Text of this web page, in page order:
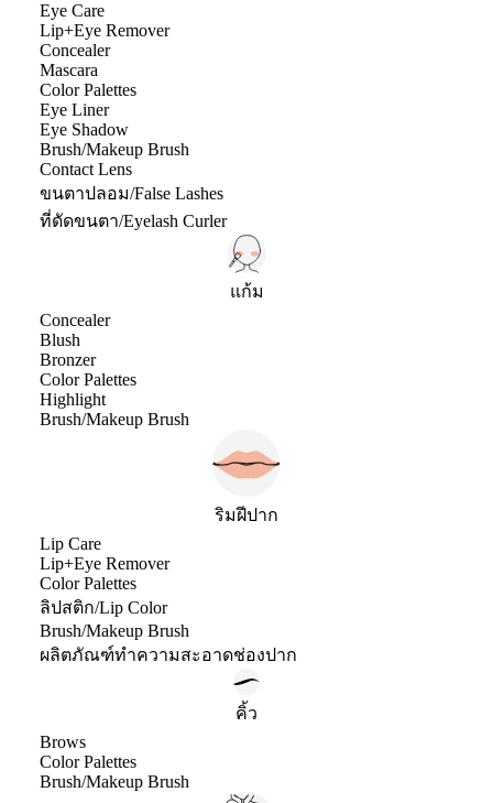
Eye Care
Lip+Eye Remover
Concealer
Mascara
Color Palettes
Eye Liner
Eye Shadow
Brush/Makeup Brush
Contact Lens
ขนตาปลอม/False Lashes
ที่ดัดขนตา/Eyelash Curler
แก้ม
Concealer
Blush
Bronzer
Color Palettes
Highlight
Brush/Makeup Brush
ริมฝีปาก
Lip Care
Lip+Eye Remover
Color Palettes
ลิปสติก/Lip Color
Brush/Makeup Brush
ผลิตภัณฑ์ทำความสะอาดช่องปาก
คิ้ว
Brows
Color Palettes
Brush/Makeup Brush